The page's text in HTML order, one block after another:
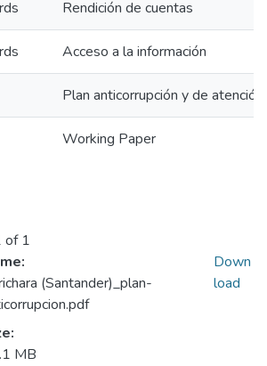
Rendición de cuentas
Acceso a la información
Plan anticorrupción y de
Working Paper
of 1
(Santander)_plan-
MB
Down
load